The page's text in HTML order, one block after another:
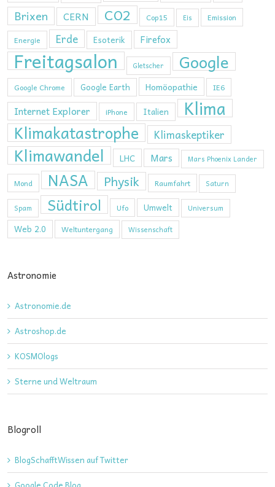
Brixen CERN CO2 Cop15 Eis
Emission
Energie
Erde Esoterik Firefox
Freitagsalon Gletscher Google
Google Chrome Google Earth Homöopathie IE6
Internet Explorer iPhone Italien Klima
Klimakatastrophe Klimaskeptiker
Klimawandel LHC Mars Mars Phoenix Lander
Mond NASA Physik Raumfahrt Saturn
Spam Südtirol Ufo Umwelt Universum
Web 2.0 Weltuntergang Wissenschaft
Astronomie
Astronomie.de
Astroshop.de
KOSMOlogs
Sterne und Weltraum
Blogroll
BlogSchafftWissen auf Twitter